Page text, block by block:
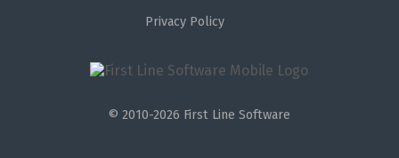
Privacy Policy
© 2010-2026 First Line Software